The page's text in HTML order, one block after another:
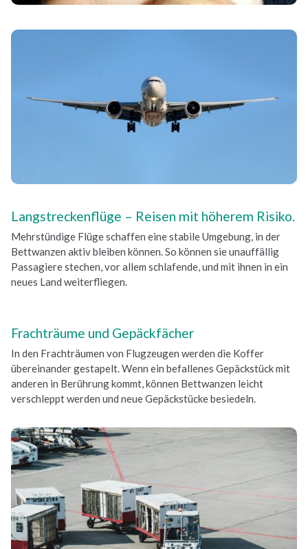
Langstreckenflüge – Reisen mit höherem Risiko.
Mehrstündige Flüge schaffen eine stabile Umgebung, in der
Bettwanzen aktiv bleiben können. So können sie unauffällig
Passagiere stechen, vor allem schlafende, und mit ihnen in ein
neues Land weiterfliegen.
Frachträume und Gepäckfächer
In den Frachträumen von Flugzeugen werden die Koffer
übereinander gestapelt. Wenn ein befallenes Gepäckstück mit
anderen in Berührung kommt, können Bettwanzen leicht
verschleppt werden und neue Gepäckstücke besiedeln.